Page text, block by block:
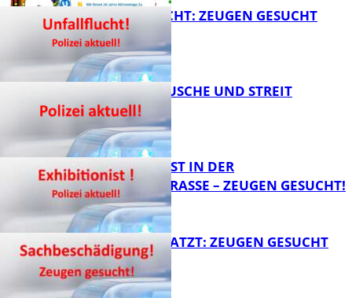
UNFALLFLUCHT: ZEUGEN GESUCHT
KNALLGERÄUSCHE UND STREIT
EXHIBITIONIST IN DER
VELMANNSTRASSE – ZEUGEN GESUCHT!
AUTO ZERKRATZT: ZEUGEN GESUCHT